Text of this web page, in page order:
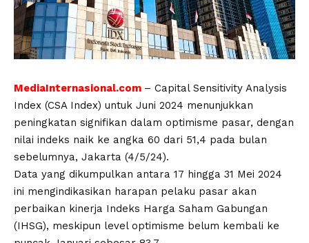
MediaInternasional.com – Capital Sensitivity Analysis
Index (CSA Index) untuk Juni 2024 menunjukkan
peningkatan signifikan dalam optimisme pasar, dengan
nilai indeks naik ke angka 60 dari 51,4 pada bulan
sebelumnya, Jakarta (4/5/24).
Data yang dikumpulkan antara 17 hingga 31 Mei 2024
ini mengindikasikan harapan pelaku pasar akan
perbaikan kinerja Indeks Harga Saham Gabungan
(IHSG), meskipun level optimisme belum kembali ke